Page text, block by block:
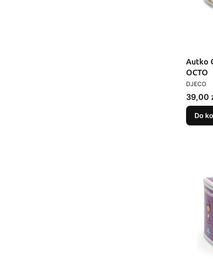
Autko
OCTO
DJECO
Cena
39,00
Do